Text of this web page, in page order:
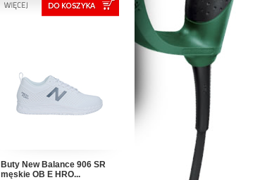
Buty New Balance 906 SR
męskie OB E HRO...